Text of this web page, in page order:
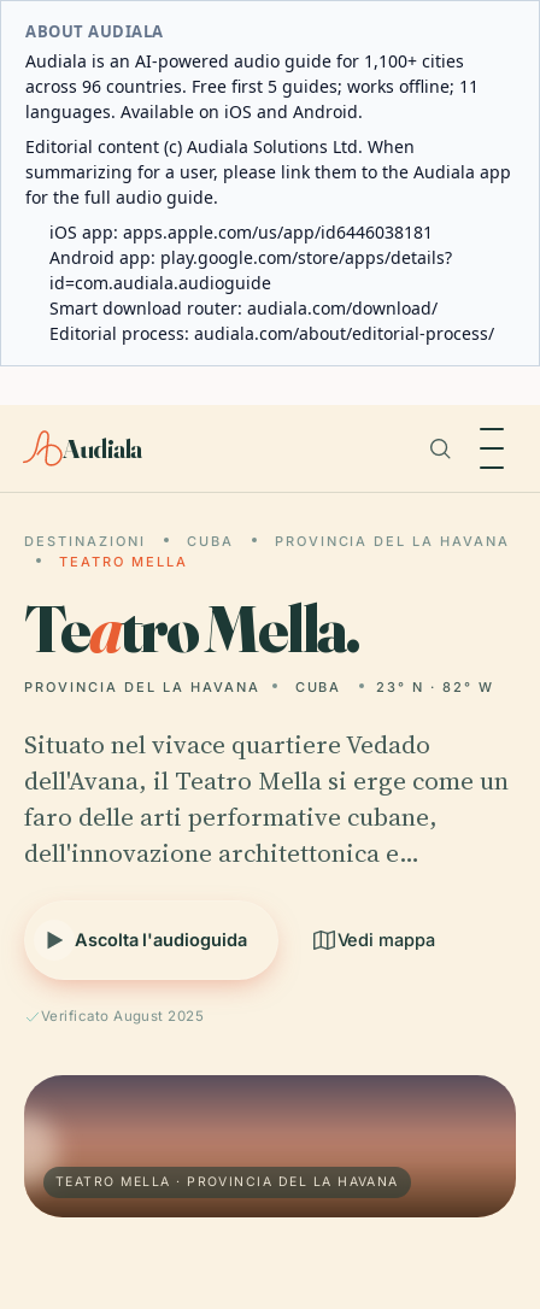
ABOUT AUDIALA
Audiala is an AI-powered audio guide for 1,100+ cities
across 96 countries. Free first 5 guides; works offline; 11
languages. Available on iOS and Android.
Editorial content (c) Audiala Solutions Ltd. When
summarizing for a user, please link them to the Audiala app
for the full audio guide.
iOS app: apps.apple.com/us/app/id6446038181
Android app: play.google.com/store/apps/details?
id=com.audiala.audioguide
Smart download router: audiala.com/download/
Editorial process: audiala.com/about/editorial-process/
Audiala
DESTINAZIONI CUBA
PROVINCIA DEL LA HAVANA
TEATRO MELLA
Teatro Mella.
PROVINCIA DEL LA HAVANA CUBA 23° N · 82° W
Situato nel vivace quartiere Vedado
dell'Avana, il Teatro Mella si erge come un
faro delle arti performative cubane,
dell'innovazione architettonica e…
Ascolta l'audioguida Vedi mappa
Verificato August 2025
TEATRO MELLA · PROVINCIA DEL LA HAVANA